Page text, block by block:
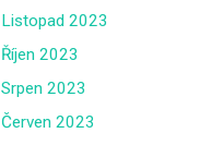
Listopad 2023
Říjen 2023
Srpen 2023
Červen 2023